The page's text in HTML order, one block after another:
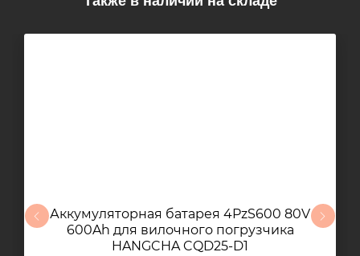
Аккумуляторная батарея 4PzS600 80V
600Ah для вилочного погрузчика
HANGCHA CQD25-D1